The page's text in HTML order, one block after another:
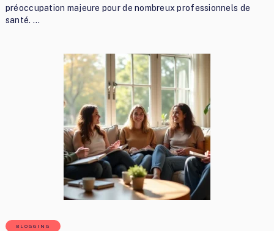
préoccupation majeure pour de nombreux professionnels de
santé. …
BLOGGING